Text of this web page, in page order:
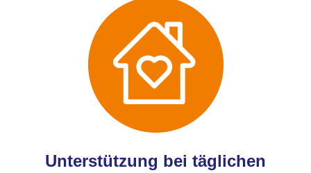
Unterstützung bei täglichen